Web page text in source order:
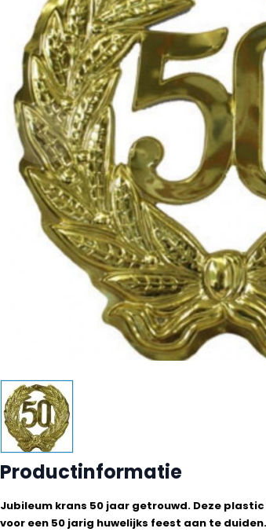
Productinformatie
Jubileum krans 50 jaar getrouwd. Deze
voor een 50 jarig huwelijks feest aan te